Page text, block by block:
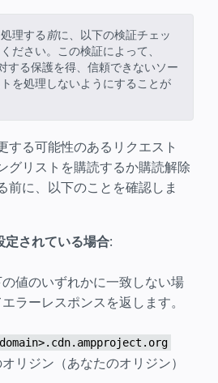
理する 前に、以下の検証チェッ
ださい。この検証によって、
する保護を得、信頼できないソー
を処理しないようにすることが
する可能性のあるリクエスト
グリストを購読するか購読解除
前に、以下のことを確認しま
定されている場合:
値のいずれかに一致しない場
ラーレスポンスを返します。
リジン（あなたのオリジン）